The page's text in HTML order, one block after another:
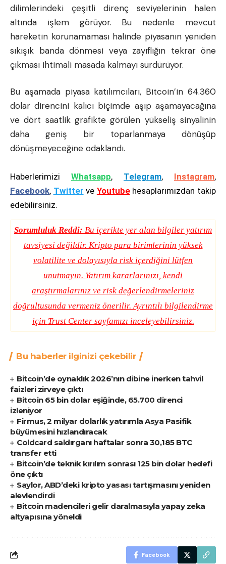
dilimlerindeki çeşitli direnç seviyelerinin halen
altında işlem görüyor. Bu nedenle mevcut
hareketin korunamaması halinde piyasanın yeniden
sıkışık banda dönmesi veya zayıflığın tekrar öne
çıkması ihtimali masada kalmayı sürdürüyor.
Bu aşamada piyasa katılımcıları, Bitcoin’in 64.360
dolar direncini kalıcı biçimde aşıp aşamayacağına
ve dört saatlik grafikte görülen yükseliş sinyalinin
daha geniş bir toparlanmaya dönüşüp
dönüşmeyeceğine odaklandı.
Haberlerimizi Whatsapp, Telegram, Instagram,
Facebook, Twitter ve Youtubehesaplarımızdan takip
edebilirsiniz.
Sorumluluk Reddi: Bu içerikte yer alan bilgiler yatırım
tavsiyesi değildir. Kripto para birimlerinin yüksek
volatilite ve dolayısıyla risk içerdiğini lütfen
unutmayın. Yatırım kararlarınızı, kendi
araştırmalarınız ve risk değerlendirmeleriniz
doğrultusunda vermeniz önerilir. Ayrıntılı bilgilendirme
için Trust Centersayfamızı inceleyebilirsiniz.
Bu haberler ilginizi çekebilir
Bitcoin’de oynaklık 2026’nın dibine inerken tahvil
faizleri zirveye çıktı
Bitcoin 65 bin dolar eşiğinde, 65.700 direnci
izleniyor
Firmus, 2 milyar dolarlık yatırımla Asya Pasifik
büyümesini hızlandıracak
Coldcard saldırganı haftalar sonra 30,185 BTC
transfer etti
Bitcoin’de teknik kırılım sonrası 125 bin dolar hedefi
öne çıktı
Saylor, ABD’deki kripto yasası tartışmasını yeniden
alevlendirdi
Bitcoin madencileri gelir daralmasıyla yapay zeka
altyapısına yöneldi
Facebook